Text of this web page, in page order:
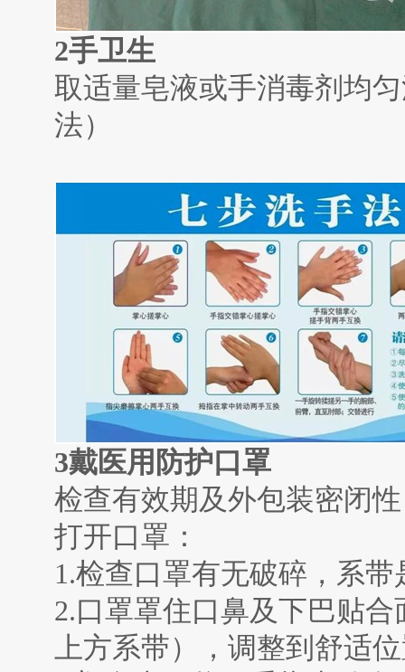
2手卫生
取适量皂液或手消毒剂均
法）
3戴医用防护口罩
检查有效期及外包装密闭性
打开口罩：
1.检查口罩有无破碎，系带
2.口罩罩住口鼻及下巴贴
上方系带），调整到舒适